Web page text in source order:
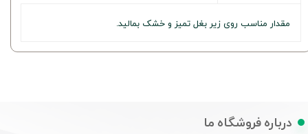
مقدار مناسب روی زیر بغل تمیز و خشک بمالید.
درباره فروشگاه ما